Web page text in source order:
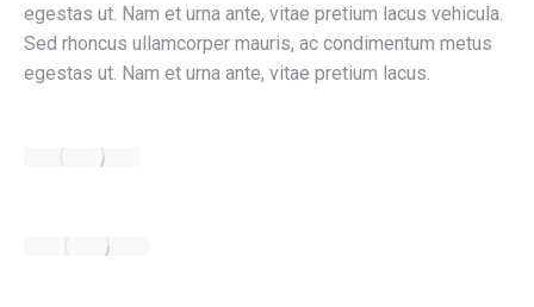
egestas ut. Nam et urna ante, vitae pretium lacus vehicula.
Sed rhoncus ullamcorper mauris, ac condimentum metus
egestas ut. Nam et urna ante, vitae pretium lacus.